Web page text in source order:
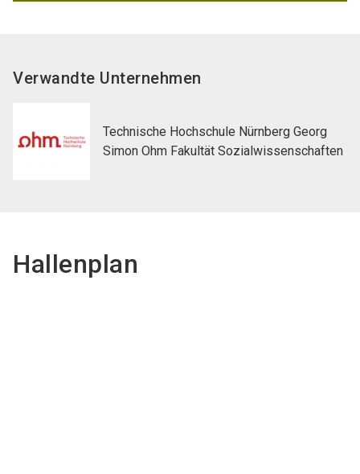
Verwandte Unternehmen
Technische Hochschule Nürnberg Georg
Simon Ohm Fakultät Sozialwissenschaften
Hallenplan